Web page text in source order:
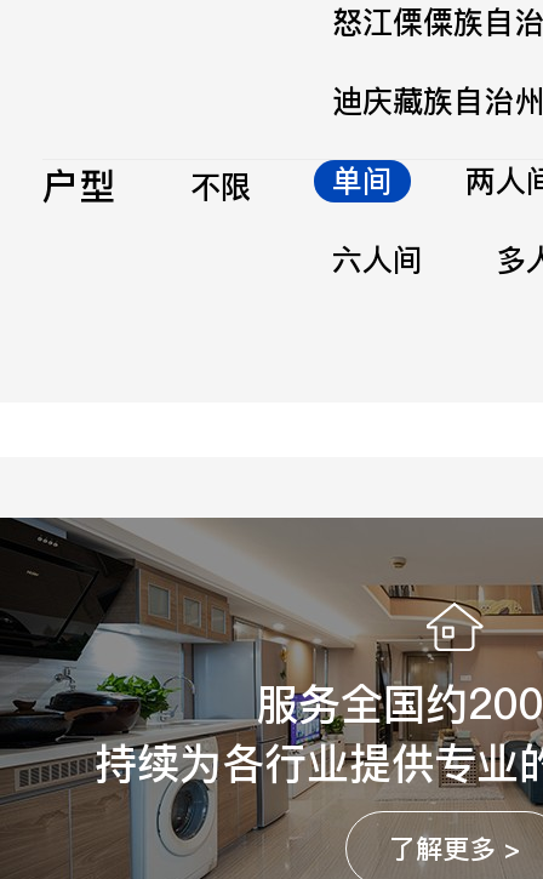
怒江傈僳族自
迪庆藏族自治州
户型 不限 单间
两人
六人间
多
服务全国约
持续为各行业提供专业
了解更多 >